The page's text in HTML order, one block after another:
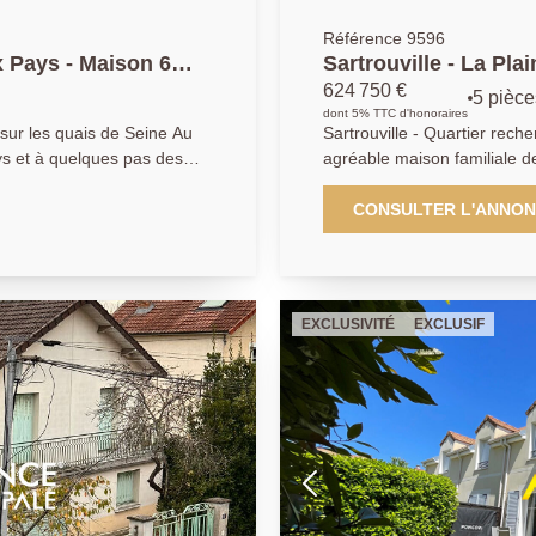
- Maison 6
les quais de Seine Au
et à quelques pas des
maison familiale
terrain arboré de 740
pouvant également
équipée, un vaste
par une salle à manger
et des W.C
avec point d'eau et
avec salle de bains
indépendant complète ce
Référence 9596
Sartrouville - La
624 750 €
dont 5% TTC d'honoraires
5
Sartrouville - Quartier recherché de
agréable maison familiale
habitables sur un terrain de
quartier prisé de La Plaine. Au rez-de-chaussée, vous serez accueilli
par une entrée avec
avec de nombreux rangements. À l'étage, l'espace nuit se
de deux chambres confortables. Les combles aménagés
quatrième chambre ainsi
un bureau, une salle de
besoins. La maison bénéficie également d'un sous-sol total
comprenant un garage,
stockage. À l'extérieur, vous profiterez d'un grand jardin, véritable
havre de paix, parfait pour
repas en terrasse ou les
CONSULTER
EXCLUSIVITÉ EXCLUSIF